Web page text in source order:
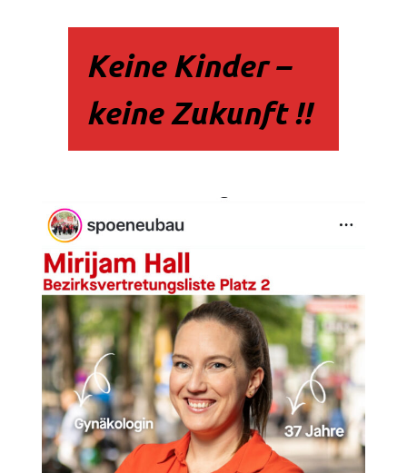
Keine Kinder –
keine Zukunft !!